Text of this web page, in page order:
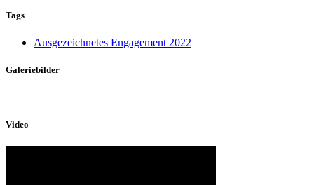
Tags
Ausgezeichnetes Engagement 2022
Galeriebilder
Video